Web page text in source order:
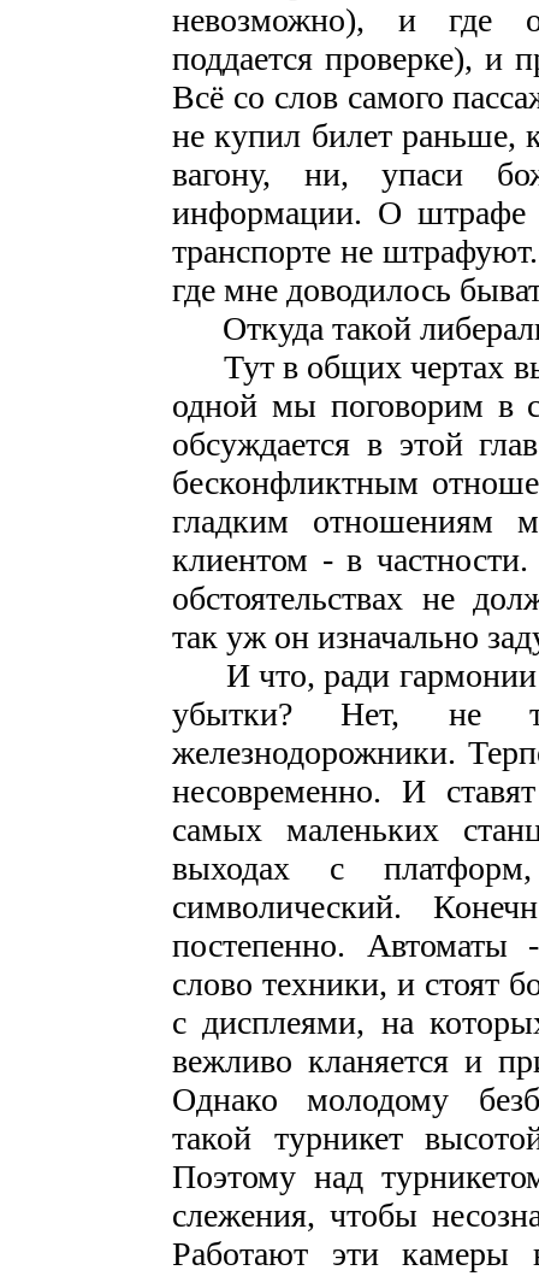
невозможно), и где
поддается проверке), и
Всё со слов самого
не купил билет раньше,
вагону, ни, упаси
информации. О штрафе
транспорте не
где мне доводилось
Откуда такой
Тут в общих чертах
одной мы поговорим в
обсуждается в этой
бесконфликтным
гладким отношениям
клиентом - в
обстоятельствах не
так уж он изначально
И что, ради гармонии
убытки? Нет, не
железнодорожники.
несовременно. И
самых маленьких
выходах с
символический.
постепенно. Автоматы
слово техники, и стоят
с дисплеями, на
вежливо кланяется и
Однако молодому
такой турникет
Поэтому над
слежения, чтобы
Работают эти камеры